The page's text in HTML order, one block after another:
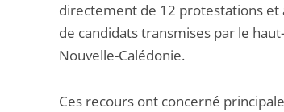
directement de 12 protestations et
de candidats transmises par le
Nouvelle-Calédonie.
Ces recours ont concerné